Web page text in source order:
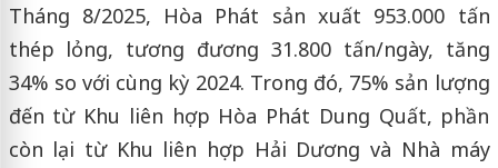
Tháng 8/2025, Hòa Phát sản xuất 953.000 tấn
thép lỏng, tương đương 31.800 tấn/ngày, tăng
34% so với cùng kỳ 2024. Trong đó, 75% sản lượng
đến từ Khu liên hợp Hòa Phát Dung Quất, phần
còn lại từ Khu liên hợp Hải Dương và Nhà máy